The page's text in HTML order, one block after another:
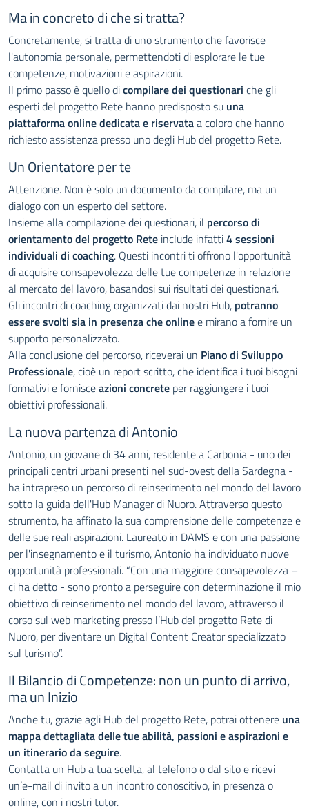
Ma in concreto di che si tratta?
Concretamente, si tratta di uno strumento che favorisce
l'autonomia personale, permettendoti di esplorare le tue
competenze, motivazioni e aspirazioni.
Il primo passo è quello dicompilare dei questionari che gli
esperti del progetto Rete hanno predisposto su una
piattaforma online dedicata e riservataa coloro che hanno
richiesto assistenza presso uno degli Hub del progetto Rete.
Un Orientatore per te
Attenzione. Non è solo un documento da compilare, ma un
dialogo con un esperto del settore.
Insieme alla compilazione dei questionari, il percorso di
orientamento del progetto Rete include infatti4 sessioni
individuali di coaching. Questi incontri ti offrono l'opportunità
di acquisire consapevolezza delle tue competenze in relazione
al mercato del lavoro, basandosi sui risultati dei questionari.
Gli incontri di coaching organizzati dai nostri Hub, potranno
essere svolti sia in presenza che onlinee mirano a fornire un
supporto personalizzato.
Alla conclusione del percorso, riceverai un Piano di Sviluppo
Professionale, cioè un report scritto, che identifica i tuoi bisogni
formativi e fornisceazioni concrete per raggiungere i tuoi
obiettivi professionali.
La nuova partenza di Antonio
Antonio, un giovane di 34 anni, residente a Carbonia - uno dei
principali centri urbani presenti nel sud-ovest della Sardegna -
ha intrapreso un percorso di reinserimento nel mondo del lavoro
sotto la guida dell'Hub Manager di Nuoro. Attraverso questo
strumento, ha affinato la sua comprensione delle competenze e
delle sue reali aspirazioni. Laureato in DAMS e con una passione
per l'insegnamento e il turismo, Antonio ha individuato nuove
opportunità professionali. “Con una maggiore consapevolezza –
ci ha detto - sono pronto a perseguire con determinazione il mio
obiettivo di reinserimento nel mondo del lavoro, attraverso il
corso sul web marketing presso l’Hub del progetto Rete di
Nuoro, per diventare un Digital Content Creator specializzato
sul turismo”.
Il Bilancio di Competenze: non un punto di arrivo,
ma un Inizio
Anche tu, grazie agli Hub del progetto Rete, potrai ottenere una
mappa dettagliata delle tue abilità, passioni e aspirazioni e
un itinerario da seguire.
Contatta un Hub a tua scelta, al telefono o dal sito e ricevi
un’e-mail di invito a un incontro conoscitivo, in presenza o
online, con i nostri tutor.